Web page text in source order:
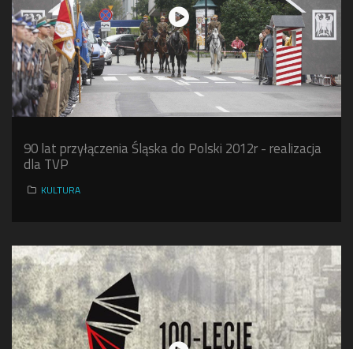
90 lat przyłączenia Śląska do Polski 2012r - realizacja
dla TVP
KULTURA